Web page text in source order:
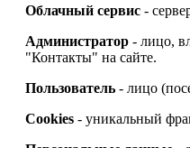
Облачный сервис -
Администратор - лицо,
"Контакты" на сайте.
Пользователь - лицо
Cookies - уникальный